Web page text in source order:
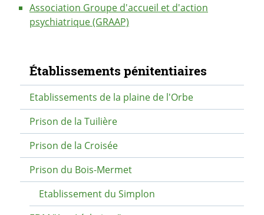
Association Groupe d'accueil et d'action
psychiatrique (GRAAP)
Navigation secondaire
Établissements pénitentiaires
Etablissements de la plaine de l'Orbe
Prison de la Tuilière
Prison de la Croisée
Prison du Bois-Mermet
Etablissement du Simplon